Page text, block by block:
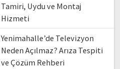
Tamiri, Uydu ve Montaj
Hizmeti
Yenimahalle’de Televizyon
Neden Açılmaz? Arıza Tespiti
ve Çözüm Rehberi